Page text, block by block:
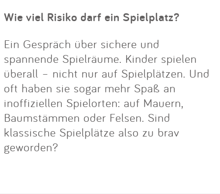
Wie viel Risiko darf ein Spielplatz?
Ein Gespräch über sichere und
spannende Spielräume. Kinder spielen
überall – nicht nur auf Spielplätzen. Und
oft haben sie sogar mehr Spaß an
inoffiziellen Spielorten: auf Mauern,
Baumstämmen oder Felsen. Sind
klassische Spielplätze also zu brav
geworden?